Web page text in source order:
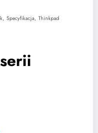
, Specyfikacja, Thinkpad